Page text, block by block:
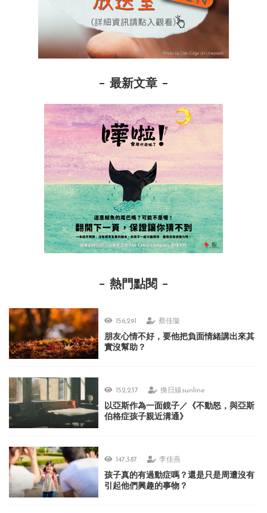
最新文章
熱門點閱
156,291 蔡佳璇
朋友心情不好，要他把負面情緒講出來其
實沒幫助？
152,237 換日線sunline
以亞斯作為一面鏡子／《不動怒，與亞斯
伯格症孩子親近溝通》
147,387 李佳燕
孩子真的有過動症嗎？還是只是周遭沒有
引起他們興趣的事物？